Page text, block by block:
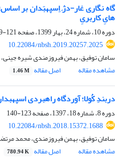
گاه نگاری غار-دژِ اِسپهبَدان بر
هایِ کاربریِ
دوره 10، شماره 24، بهار 1399، صفحه
121-139
10.22084/nbsh.2019.20257.2025
سامان توفیق، بهمن فیروزمندی شیره
مشاهده مقاله
اصل مقاله 1.46 M
دربندِ کُولا؛ آوردگاه راهبردی
دوره 8، شماره 18، 1397، صفحه
123-140
10.22084/nbsh.2018.15372.1688
سامان توفیق، بهمن فیروزمندی، محمد
مشاهده مقاله
اصل مقاله 780.94 K